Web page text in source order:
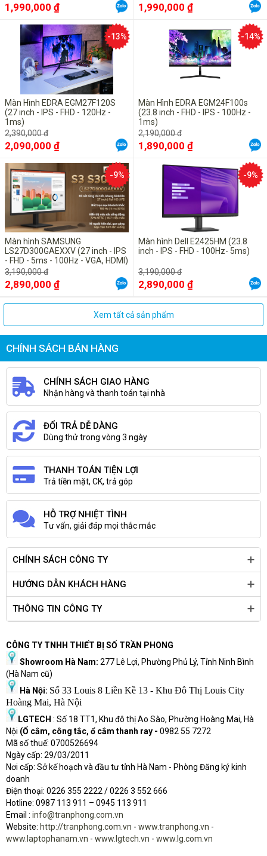
1,990,000 ₫ 1,990,000 ₫
Màn Hình EDRA EGM27F120S
(27 inch - IPS - FHD - 120Hz -
1ms)
2,390,000 đ
2,090,000 ₫
-13%
Màn Hình EDRA EGM24F100s
(23.8 inch - FHD - IPS - 100Hz -
1ms)
2,190,000 đ
1,890,000 ₫
-14%
Màn hình SAMSUNG
LS27D300GAEXXV (27 inch - IPS
- FHD - 5ms - 100Hz - VGA, HDMI)
3,190,000 đ
2,890,000 ₫
-9%
Màn hình Dell E2425HM (23.8
inch - IPS - FHD - 100Hz- 5ms)
3,190,000 đ
2,890,000 ₫
-9%
Xem tất cả sản phẩm
CHÍNH SÁCH BÁN HÀNG
CHÍNH SÁCH GIAO HÀNG
Nhận hàng và thanh toán tại nhà
ĐỔI TRẢ DỄ DÀNG
Dùng thử trong vòng 3 ngày
THANH TOÁN TIỆN LỢI
Trả tiền mặt, CK, trả góp
HỖ TRỢ NHIỆT TÌNH
Tư vấn, giải đáp mọi thắc mắc
CHÍNH SÁCH CÔNG TY
HƯỚNG DẪN KHÁCH HÀNG
THÔNG TIN CÔNG TY
CÔNG TY TNHH THIẾT BỊ SỐ TRẦN PHONG
Showroom Hà Nam: 277 Lê Lợi, Phường Phủ Lý, Tỉnh Ninh Bình
(Hà Nam cũ)
Hà Nội: Số 33 Louis 8 Liền Kề 13 - Khu Đô Thị Louis City
Hoàng Mai, Hà Nội
LGTECH : Số 18 TT1, Khu đô thị Ao Sào, Phường Hoàng Mai, Hà
Nội (Ổ cắm, công tắc, ổ cắm thanh ray - 0982 55 7272
Mã số thuế: 0700526694
Ngày cấp: 29/03/2011
Nơi cấp: Sở kế hoạch và đầu tư tỉnh Hà Nam - Phòng Đăng ký kinh
doanh
Điện thoại: 0226 355 2222 / 0226 3 552 666
Hotine: 0987 113 911 – 0945 113 911
Email : info@tranphong.com.vn
Website: http://tranphong.com.vn - www.tranphong.vn -
www.laptophanam.vn - www.lgtech.vn - www.lg.com.vn